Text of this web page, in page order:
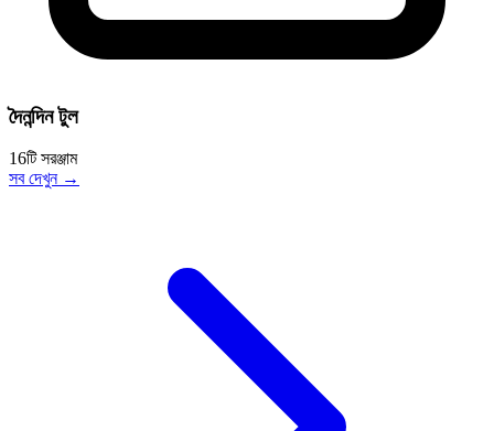
দৈনন্দিন টুল
16টি সরঞ্জাম
সব দেখুন →